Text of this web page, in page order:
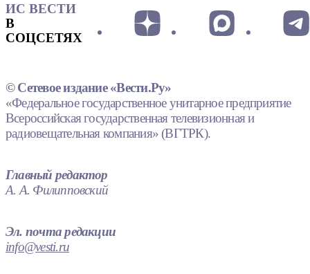
ИС ВЕСТИ
В
СОЦСЕТЯХ
© Сетевое издание «Вести.Ру»
«Федеральное государственное унитарное предприятие
Всероссийская государственная телевизионная и
радиовещательная компания» (ВГТРК).
Главный редактор
А. А. Филипповский
Эл. почта редакции
info@vesti.ru